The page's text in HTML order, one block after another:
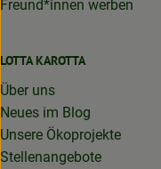
Freund*innen werben
LOTTA KAROTTA
Über uns
Neues im Blog
Unsere Ökoprojekte
Stellenangebote